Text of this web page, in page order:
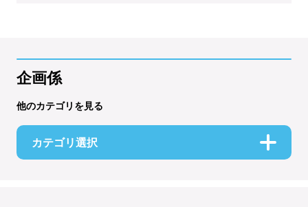
企画係
他のカテゴリを見る
カテゴリ選択